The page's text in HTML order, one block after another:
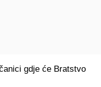
gdje će Bratstvo